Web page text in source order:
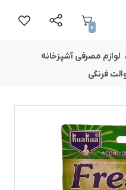
0
لوازم مصرفی آشپزخانه
فرنگی